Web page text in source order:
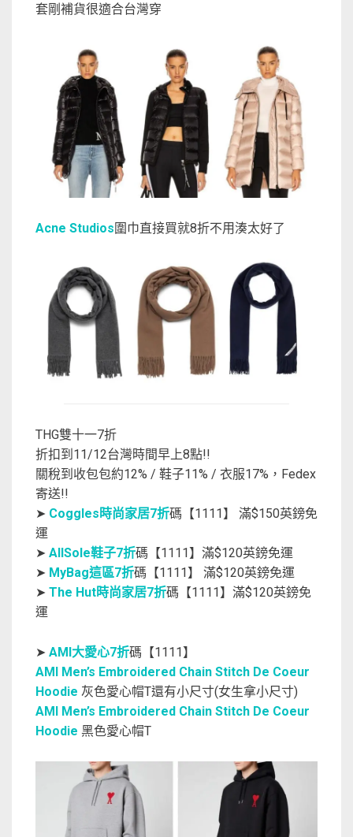
套剛補貨很適合台灣穿
Acne Studios 圍巾直接買就8折不用湊太好了
THG雙十一7折
折扣到11/12台灣時間早上8點!!
關稅到收包包約12% / 鞋子11% / 衣服17%，Fedex
寄送!!
➤ Coggles時尚家居7折碼【1111】 滿$150英鎊免
運
➤ AllSole鞋子7折碼【1111】滿$120英鎊免運
➤ MyBag這區7折碼【1111】 滿$120英鎊免運
➤ The Hut時尚家居7折碼【1111】滿$120英鎊免
運
➤ AMI大愛心7折碼【1111】
AMI Men’s Embroidered Chain Stitch De Coeur
Hoodie 灰色愛心帽T還有小尺寸(女生拿小尺寸)
AMI Men’s Embroidered Chain Stitch De Coeur
Hoodie 黑色愛心帽T